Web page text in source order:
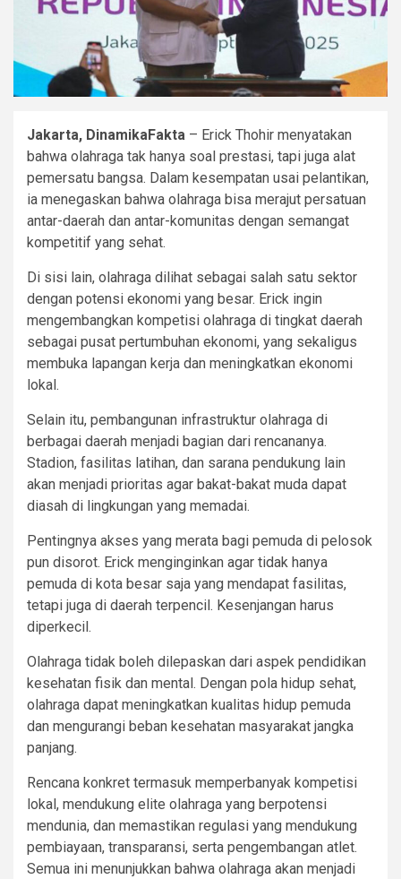
Jakarta, DinamikaFakta – Erick Thohir menyatakan
bahwa olahraga tak hanya soal prestasi, tapi juga alat
pemersatu bangsa. Dalam kesempatan usai pelantikan,
ia menegaskan bahwa olahraga bisa merajut persatuan
antar-daerah dan antar-komunitas dengan semangat
kompetitif yang sehat.
Di sisi lain, olahraga dilihat sebagai salah satu sektor
dengan potensi ekonomi yang besar. Erick ingin
mengembangkan kompetisi olahraga di tingkat daerah
sebagai pusat pertumbuhan ekonomi, yang sekaligus
membuka lapangan kerja dan meningkatkan ekonomi
lokal.
Selain itu, pembangunan infrastruktur olahraga di
berbagai daerah menjadi bagian dari rencananya.
Stadion, fasilitas latihan, dan sarana pendukung lain
akan menjadi prioritas agar bakat-bakat muda dapat
diasah di lingkungan yang memadai.
Pentingnya akses yang merata bagi pemuda di pelosok
pun disorot. Erick menginginkan agar tidak hanya
pemuda di kota besar saja yang mendapat fasilitas,
tetapi juga di daerah terpencil. Kesenjangan harus
diperkecil.
Olahraga tidak boleh dilepaskan dari aspek pendidikan
kesehatan fisik dan mental. Dengan pola hidup sehat,
olahraga dapat meningkatkan kualitas hidup pemuda
dan mengurangi beban kesehatan masyarakat jangka
panjang.
Rencana konkret termasuk memperbanyak kompetisi
lokal, mendukung elite olahraga yang berpotensi
mendunia, dan memastikan regulasi yang mendukung
pembiayaan, transparansi, serta pengembangan atlet.
Semua ini menunjukkan bahwa olahraga akan menjadi